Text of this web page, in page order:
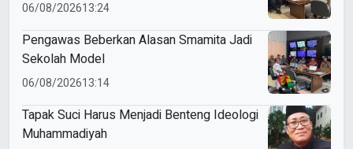
06/08/202613:24
Pengawas Beberkan Alasan Smamita Jadi
Sekolah Model
06/08/202613:14
Tapak Suci Harus Menjadi Benteng Ideologi
Muhammadiyah